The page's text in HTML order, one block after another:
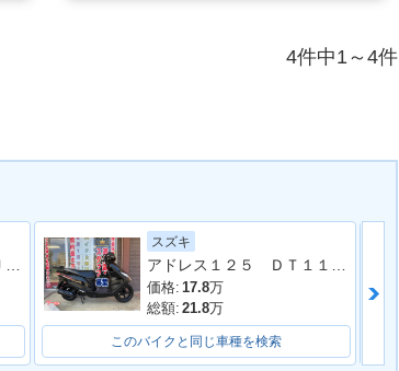
4件中1～4件
スズキ
価格: 17.8万
総額: 21.8万
このバイクと同じ車種を検索